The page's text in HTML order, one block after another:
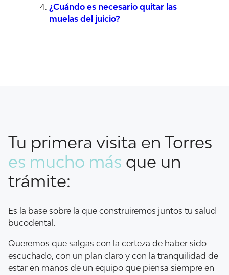
¿Cuándo es necesario quitar las
muelas del juicio?
Tu primera visita en Torres
es mucho más que un
trámite:
Es la base sobre la que construiremos juntos tu salud
bucodental.
Queremos que salgas con la certeza de haber sido
escuchado, con un plan claro y con la tranquilidad de
estar en manos de un equipo que piensa siempre en